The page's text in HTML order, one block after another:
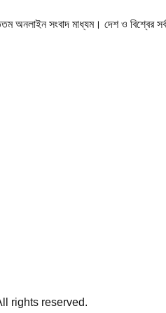
অনলাইন সংবাদ মাধ্যম। দেশ ও বিশ্বের
rights reserved.